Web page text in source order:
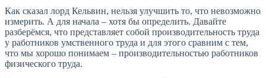
Как сказал лорд Кельвин, нельзя улучшить то, что невозможно
измерить. А для начала – хотя бы определить. Давайте
разберёмся, что представляет собой производительность труда
у работников умственного труда и для этого сравним с тем,
что мы хорошо понимаем – производительностью работников
физического труда.